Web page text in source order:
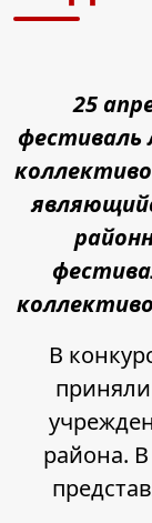
25
фестиваль
В
приняли
района.